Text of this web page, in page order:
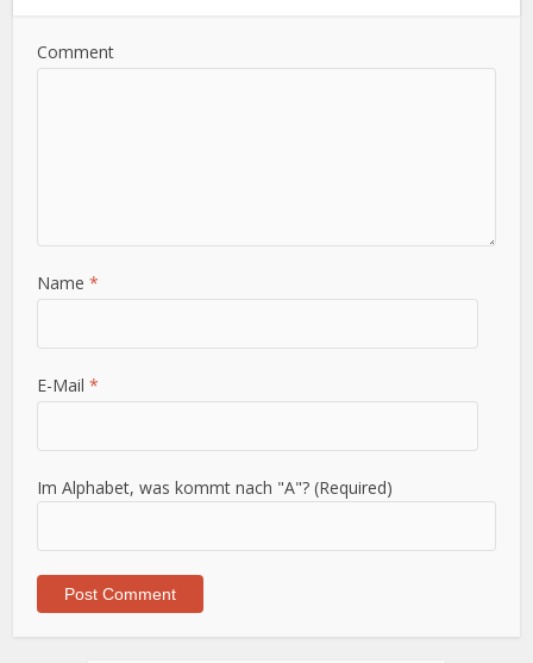
Comment
Name*
E-Mail*
Im Alphabet, was kommt nach "A"? (Required)